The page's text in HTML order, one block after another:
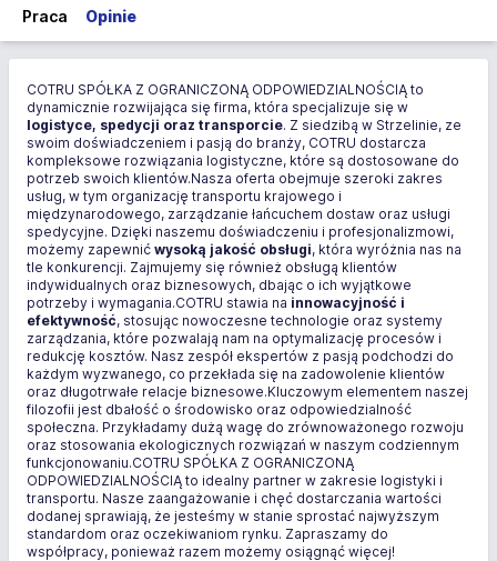
Praca Opinie
COTRU SPÓŁKA Z OGRANICZONĄ ODPOWIEDZIALNOŚCIĄ to
dynamicznie rozwijająca się firma, która specjalizuje się w
logistyce, spedycji oraz transporcie. Z siedzibą w Strzelinie, ze
swoim doświadczeniem i pasją do branży, COTRU dostarcza
kompleksowe rozwiązania logistyczne, które są dostosowane do
potrzeb swoich klientów.Nasza oferta obejmuje szeroki zakres
usług, w tym organizację transportu krajowego i
międzynarodowego, zarządzanie łańcuchem dostaw oraz usługi
spedycyjne. Dzięki naszemu doświadczeniu i profesjonalizmowi,
możemy zapewnić wysoką jakość obsługi, która wyróżnia nas na
tle konkurencji. Zajmujemy się również obsługą klientów
indywidualnych oraz biznesowych, dbając o ich wyjątkowe
potrzeby i wymagania.COTRU stawia na innowacyjność i
efektywność, stosując nowoczesne technologie oraz systemy
zarządzania, które pozwalają nam na optymalizację procesów i
redukcję kosztów. Nasz zespół ekspertów z pasją podchodzi do
każdym wyzwanego, co przekłada się na zadowolenie klientów
oraz długotrwałe relacje biznesowe.Kluczowym elementem naszej
filozofii jest dbałość o środowisko oraz odpowiedzialność
społeczna. Przykładamy dużą wagę do zrównoważonego rozwoju
oraz stosowania ekologicznych rozwiązań w naszym codziennym
funkcjonowaniu.COTRU SPÓŁKA Z OGRANICZONĄ
ODPOWIEDZIALNOŚCIĄ to idealny partner w zakresie logistyki i
transportu. Nasze zaangażowanie i chęć dostarczania wartości
dodanej sprawiają, że jesteśmy w stanie sprostać najwyższym
standardom oraz oczekiwaniom rynku. Zapraszamy do
współpracy, ponieważ razem możemy osiągnąć więcej!